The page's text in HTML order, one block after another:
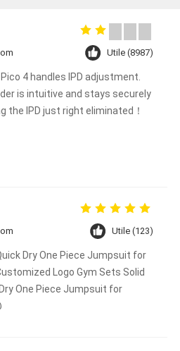
Utile (8987)
4 handles IPD adjustment.
is intuitive and stays securely
the IPD just right eliminated！
Utile (123)
Dry One Piece Jumpsuit for
Logo Gym Sets Solid
One Piece Jumpsuit for